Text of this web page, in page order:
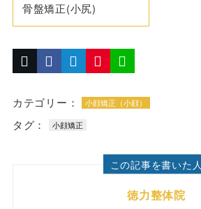
骨盤矯正(小尻)
カテゴリー： 小顔矯正（小顔）
タグ： 小顔矯正
この記事を書いた人
徳力整体院